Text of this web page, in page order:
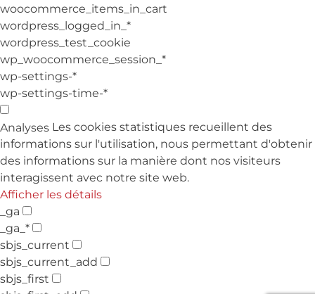
woocommerce_items_in_cart
wordpress_logged_in_*
wordpress_test_cookie
wp_woocommerce_session_*
wp-settings-*
wp-settings-time-*
Analyses Les cookies statistiques recueillent des
informations sur l'utilisation, nous permettant d'obtenir
des informations sur la manière dont nos visiteurs
interagissent avec notre site web.
Afficher les détails
_ga
_ga_*
sbjs_current
sbjs_current_add
sbjs_first